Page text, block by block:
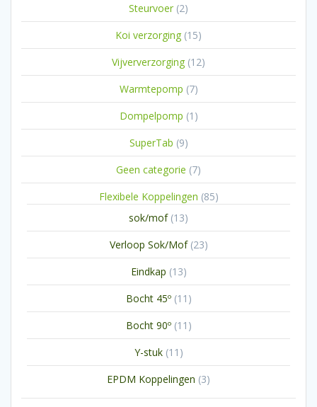
Steurvoer 22
producten
Koi verzorging 1515
producten
Vijververzorging 1212
producten
Warmtepomp 77
producten
Dompelpomp 1 1
product
SuperTab 99
producten
Geen categorie 77
producten
Flexibele Koppelingen 8585
sok/mof 1313
producten
Verloop Sok/Mof 2323
producten
Eindkap 1313
producten
Bocht 45º 11 11
producten
Bocht 90º 11 11
producten
Y-stuk 11 11
producten
EPDM Koppelingen 33